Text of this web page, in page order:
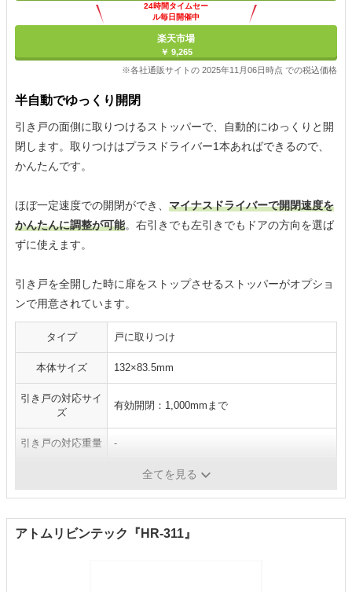
24時間タイムセー
ル毎日開催中
楽天市場
￥ 9,265
※各社通販サイトの 2025年11月06日時点 での税込価格
半自動でゆっくり開閉
引き戸の面側に取りつけるストッパーで、自動的にゆっくりと開
閉します。取りつけはプラスドライバー1本あればできるので、
かんたんです。
ほぼ一定速度での開閉ができ、 マイナスドライバーで開閉速度を
かんたんに調整が可能。右引きでも左引きでもドアの方向を選ば
ずに使えます。
引き戸を全開した時に扉をストップさせるストッパーがオプショ
ンで用意されています。
タイプ 戸に取りつけ
本体サイズ 132×83.5mm
引き戸の対応サイ
ズ
有効開閉：1,000mmまで
引き戸の対応重量 -
ネジ止め全てを見る
アトムリビンテック『HR-311』